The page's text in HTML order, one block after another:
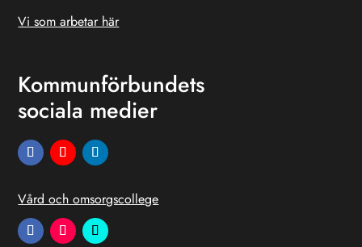
Vi som arbetar här
Kommunförbundets
sociala medier
Vård och omsorgscollege